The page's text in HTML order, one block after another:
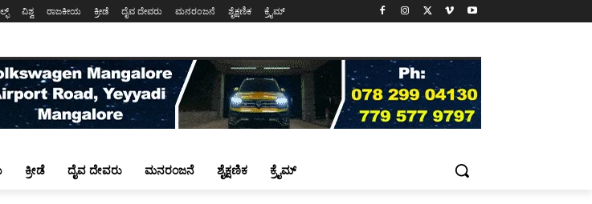
ವಿಶ್ವ ರಾಜಕೀಯ ಕ್ರೀಡೆ ದೈವ ದೇವರು ಮನರಂಜನೆ ಶೈಕ್ಷಣಿಕ ಕ್ರೈಮ್
ಕ್ರೀಡೆ ದೈವ ದೇವರು ಮನರಂಜನೆ ಶೈಕ್ಷಣಿಕ ಕ್ರೈಮ್